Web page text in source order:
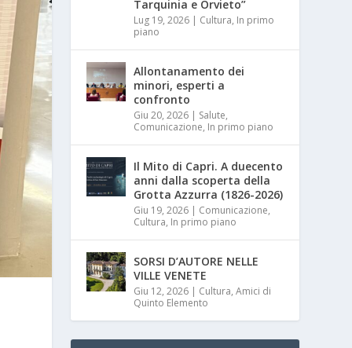
Tarquinia e Orvieto”
Lug 19, 2026 | Cultura, In primo
piano
Allontanamento dei
minori, esperti a
confronto
Giu 20, 2026 | Salute,
Comunicazione, In primo piano
Il Mito di Capri. A duecento
anni dalla scoperta della
Grotta Azzurra (1826-2026)
Giu 19, 2026 | Comunicazione,
Cultura, In primo piano
SORSI D’AUTORE NELLE
VILLE VENETE
Giu 12, 2026 | Cultura,Amici di
Quinto Elemento